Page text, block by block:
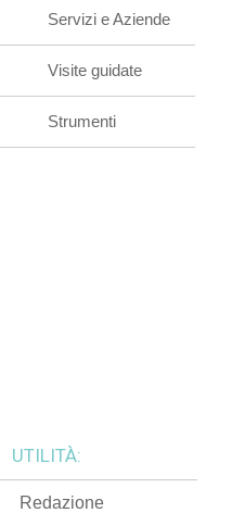
Servizi e Aziende
Visite guidate
Strumenti
UTILITÀ:
Redazione